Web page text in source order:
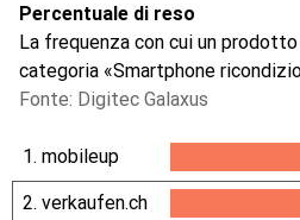
Percentuale di reso
La frequenza con cui un
categoria «Smartphone
Fonte: Digitec Galaxus
1. mobileup
2. verkaufen.ch